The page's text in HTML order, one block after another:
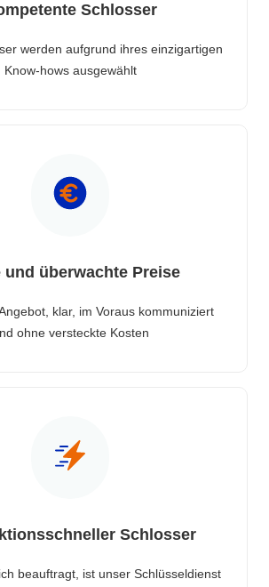
Schlosser
werden aufgrund ihres einzigartigen
Know-hows ausgewählt
und überwachte Preise
klar, im Voraus kommuniziert
ohne versteckte Kosten
Schlosser
beauftragt, ist unser Schlüsseldienst